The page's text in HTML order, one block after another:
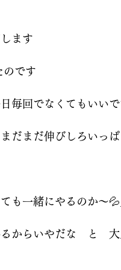
ます
のです
毎回でなくてもいい
だまだ伸びしろいっ
も一緒にやるのか～
からいやだな　と　